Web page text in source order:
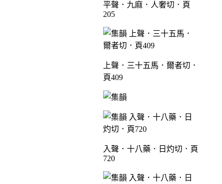
平聲．九麻．人奢切．頁
205
上聲．三十五馬．爾者切．
頁409
入聲．十八藥．日灼切．頁
720